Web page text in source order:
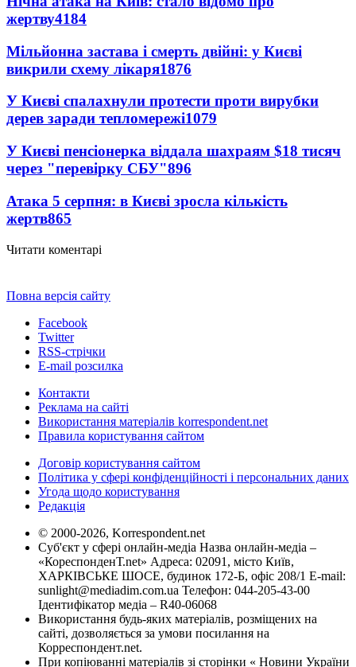
жертву4184
Мільйонна застава і смерть двійні: у Києві
викрили схему лікаря1876
У Києві спалахнули протести проти вирубки
дерев заради тепломережі1079
У Києві пенсіонерка віддала шахраям $18 тисяч
через "перевірку СБУ"896
Атака 5 серпня: в Києві зросла кількість
жертв865
Читати коментарі
Повна версія сайту
Facebook
Twitter
RSS-стрічки
E-mail розсилка
Контакти
Реклама на сайті
Використання матеріалів korrespondent.net
Правила користування сайтом
Договір користування сайтом
Політика у сфері конфіденційності і персональних даних
Угода щодо користування
Редакція
© 2000-2026, Korrespondent.net
Суб'єкт у сфері онлайн-медіа Назва онлайн-медіа –
«КореспонденТ.net» Адреса: 02091, місто Київ,
ХАРКІВСЬКЕ ШОСЕ, будинок 172-Б, офіс 208/1 E-mail:
sunlight@mediadim.com.ua Телефон: 044-205-43-00
Ідентифікатор медіа – R40-06068
Використання будь-яких матеріалів, розміщених на
сайті, дозволяється за умови посилання на
Корреспондент.net.
При копіюванні матеріалів зі сторінки « Новини України